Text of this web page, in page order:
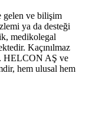
gelen ve bilişim
ya da desteği
medikolegal
Kaçınılmaz
HELCON AŞ ve
hem ulusal hem